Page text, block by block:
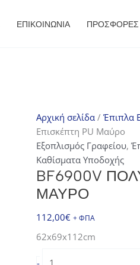
ΕΠΙΚΟΙΝΩΝΙΑ ΠΡΟΣΦΟΡΈΣ
Αρχική σελίδα/ Έπιπλα
Επισκέπτη PU Μαύρο
Εξοπλισμός Γραφείου,
Καθίσματα Υποδοχής
BF6900V
ΜΑΎΡΟ
112,00€ + ΦΠΑ
62x69x112cm
-